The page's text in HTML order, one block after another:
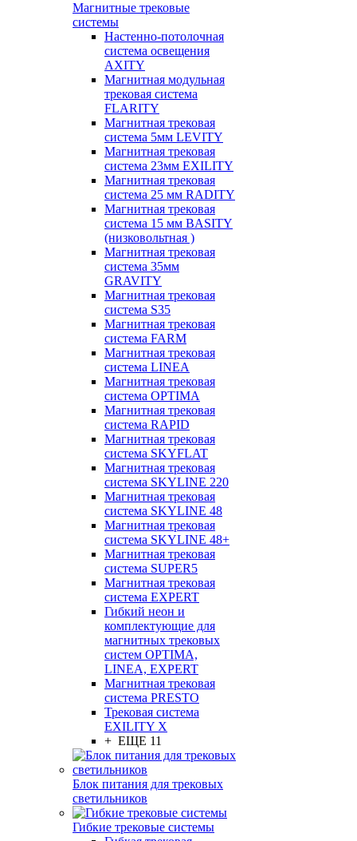
Магнитные трековые
системы
Настенно-потолочная
система освещения
AXITY
Магнитная модульная
трековая система
FLARITY
Магнитная трековая
система 5мм LEVITY
Магнитная трековая
система 23мм EXILITY
Магнитная трековая
система 25 мм RADITY
Магнитная трековая
система 15 мм BASITY
(низковольтная )
Магнитная трековая
система 35мм
GRAVITY
Магнитная трековая
система S35
Магнитная трековая
система FARM
Магнитная трековая
система LINEA
Магнитная трековая
система OPTIMA
Магнитная трековая
система RAPID
Магнитная трековая
система SKYFLAT
Магнитная трековая
система SKYLINE 220
Магнитная трековая
система SKYLINE 48
Магнитная трековая
система SKYLINE 48+
Магнитная трековая
система SUPER5
Магнитная трековая
система EXPERT
Гибкий неон и
комплектующие для
магнитных трековых
систем OPTIMA,
LINEA, EXPERT
Магнитная трековая
система PRESTO
Трековая система
EXILITY X
+ ЕЩЕ 11
Блок питания для трековых
светильников
Гибкие трековые системы